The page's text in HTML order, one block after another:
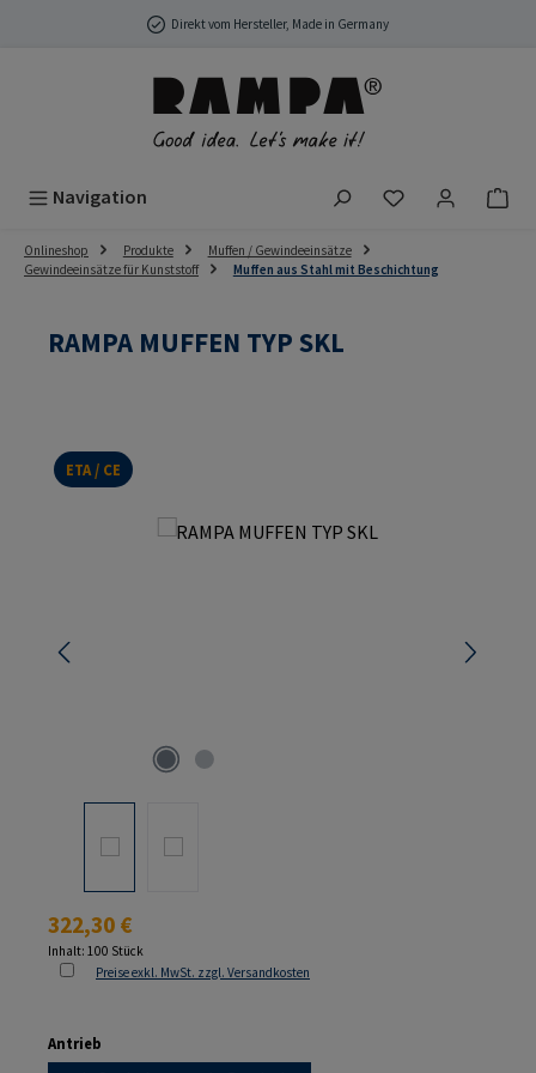
Zum Hauptinhalt springenDirekt vom Hersteller, Made in Germany
Navigation Du hast 0
Onlineshop Produkte
Muffen / Gewindeeinsätze
Gewindeeinsätze für Kunststoff
Muffen aus Stahl mit Beschichtung
RAMPA MUFFEN TYP SKL
ETA / CE
Bildergalerie überspringen
Regulärer Preis:
322,30 €
Inhalt: 100 Stück
Preise exkl. MwSt. zzgl. Versandkosten
Antrieb